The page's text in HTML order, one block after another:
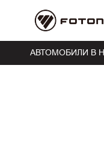
АВТОМОБИЛИ В